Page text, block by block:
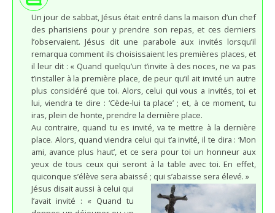
Un jour de sabbat, Jésus était entré dans la maison d’un chef
des pharisiens pour y prendre son repas, et ces derniers
l’observaient. Jésus dit une parabole aux invités lorsqu’il
remarqua comment ils choisissaient les premières places, et
il leur dit : « Quand quelqu’un t’invite à des noces, ne va pas
t’installer à la première place, de peur qu’il ait invité un autre
plus considéré que toi. Alors, celui qui vous a invités, toi et
lui, viendra te dire : ‘Cède-lui ta place’ ; et, à ce moment, tu
iras, plein de honte, prendre la dernière place.
Au contraire, quand tu es invité, va te mettre à la dernière
place. Alors, quand viendra celui qui t’a invité, il te dira : ‘Mon
ami, avance plus haut’, et ce sera pour toi un honneur aux
yeux de tous ceux qui seront à la table avec toi. En effet,
quiconque s’élève sera abaissé ; qui s’abaisse sera élevé. »
Jésus disait aussi à celui qui
l’avait invité : « Quand tu